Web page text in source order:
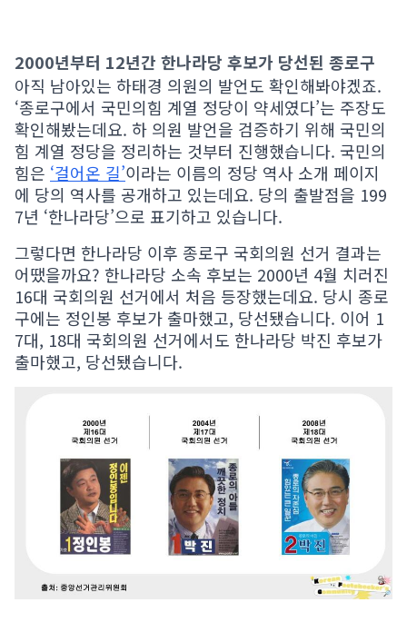
2000년부터 12년간 한나라당 후보가 당선된 종로구
아직 남아있는 하태경 의원의 발언도 확인해봐야겠죠.
‘종로구에서 국민의힘 계열 정당이 약세였다’는 주장도
확인해봤는데요. 하 의원 발언을 검증하기 위해 국민의
힘 계열 정당을 정리하는 것부터 진행했습니다. 국민의
힘은 ‘걸어온 길’이라는 이름의 정당 역사 소개 페이지
에 당의 역사를 공개하고 있는데요. 당의 출발점을 199
7년 ‘한나라당’으로 표기하고 있습니다.
그렇다면 한나라당 이후 종로구 국회의원 선거 결과는
어땠을까요? 한나라당 소속 후보는 2000년 4월 치러진
16대 국회의원 선거에서 처음 등장했는데요. 당시 종로
구에는 정인봉 후보가 출마했고, 당선됐습니다. 이어 1
7대, 18대 국회의원 선거에서도 한나라당 박진 후보가
출마했고, 당선됐습니다.